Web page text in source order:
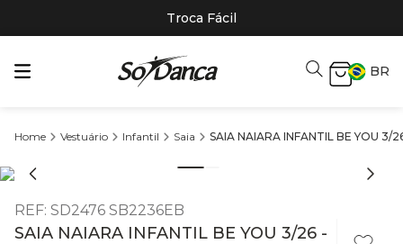
Troca Fácil
BR
Vestuário Infantil Saia SAIA NAIARA INFANTIL BE YOU 3/
REF: SD2476 SB2236EB
SAIA NAIARA INFANTIL BE YOU 3/26 -